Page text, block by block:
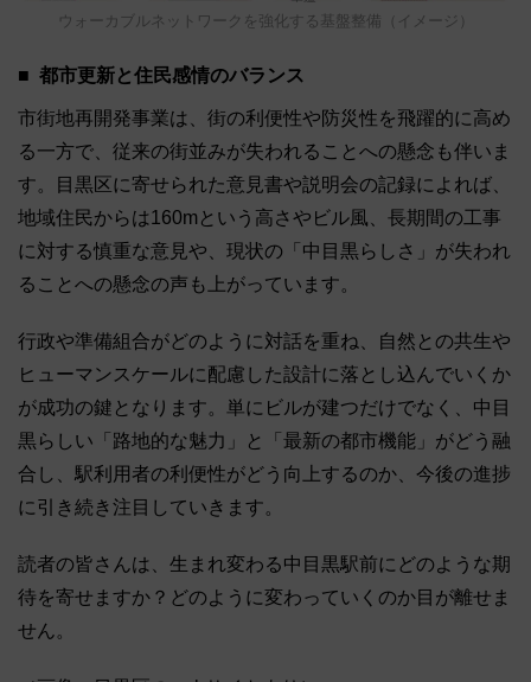
ウォーカブルネットワークを強化する基盤整備（イメージ）
都市更新と住民感情のバランス
市街地再開発事業は、街の利便性や防災性を飛躍的に高め
る一方で、従来の街並みが失われることへの懸念も伴いま
す。目黒区に寄せられた意見書や説明会の記録によれば、
地域住民からは160mという高さやビル風、長期間の工事
に対する慎重な意見や、現状の「中目黒らしさ」が失われ
ることへの懸念の声も上がっています。
行政や準備組合がどのように対話を重ね、自然との共生や
ヒューマンスケールに配慮した設計に落とし込んでいくか
が成功の鍵となります。単にビルが建つだけでなく、中目
黒らしい「路地的な魅力」と「最新の都市機能」がどう融
合し、駅利用者の利便性がどう向上するのか、今後の進捗
に引き続き注目していきます。
読者の皆さんは、生まれ変わる中目黒駅前にどのような期
待を寄せますか？どのように変わっていくのか目が離せま
せん。